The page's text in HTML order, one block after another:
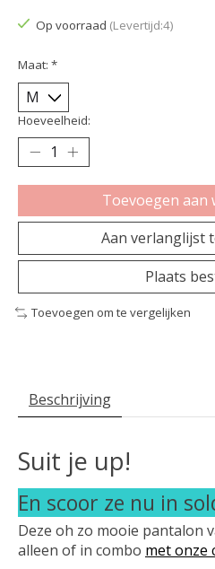
Op voorraad (Levertijd:4)
Maat: *
Hoeveelheid:
Toevoegen aan
Aan verlanglijst
Plaats
Toevoegen om te vergelijken
Beschrijving
Suit je up!
En scoor ze nu in
Deze oh zo mooie pantalon
alleen of in combo met onze